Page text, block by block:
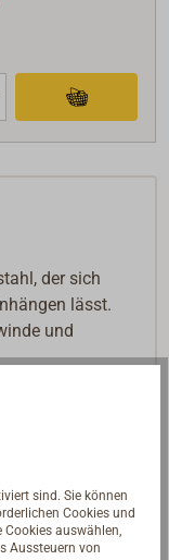
der sich
lässt.
und
sind. Sie können
Cookies und
Cookies auswählen,
Aussteuern von